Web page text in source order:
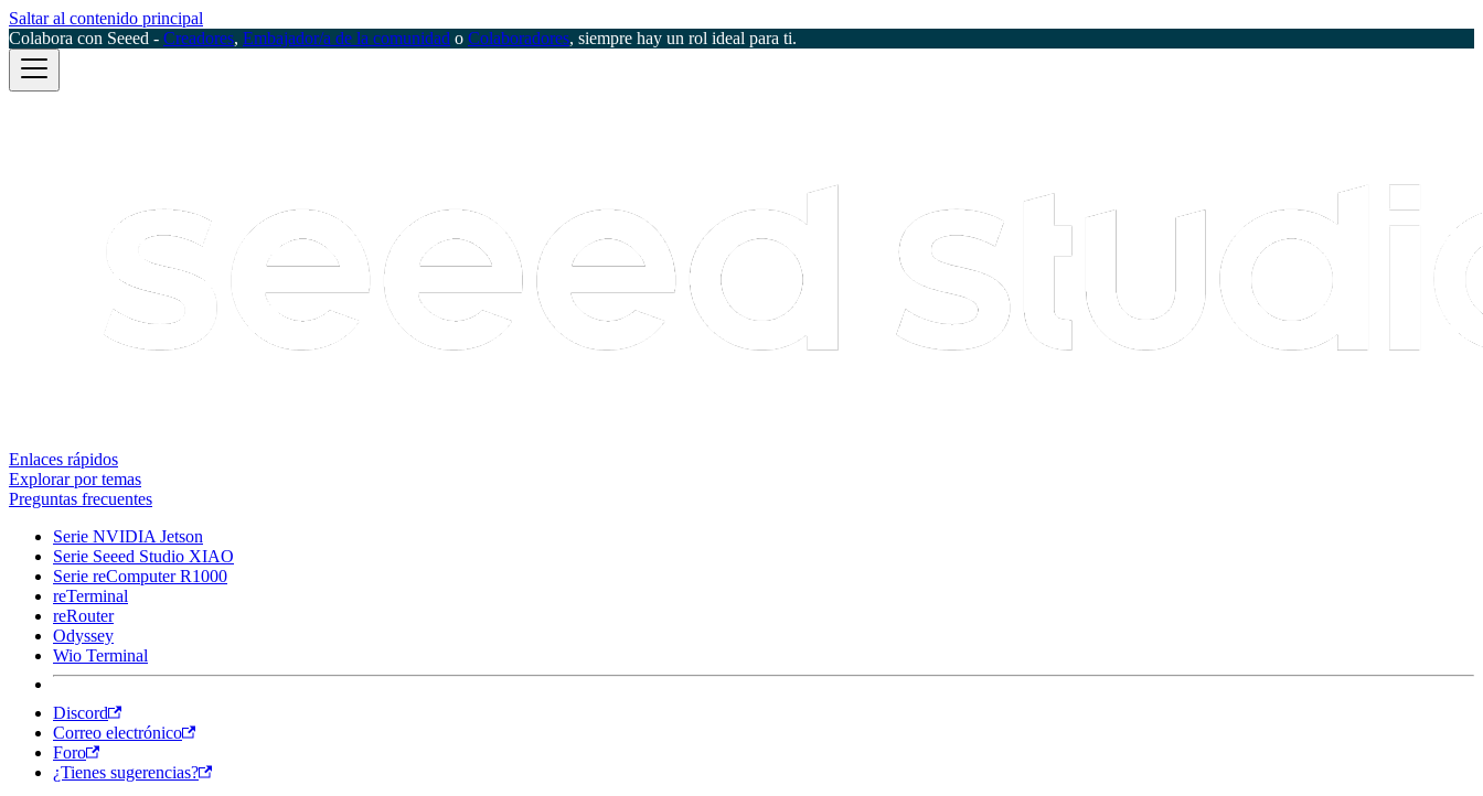
Saltar al contenido principal
Colabora con Seeed - Creadores, Embajador/a de la comunidad o Colaboradores, siempre hay un rol ideal para ti.
Enlaces rápidos
Explorar por temas
Preguntas frecuentes
Serie NVIDIA Jetson
Serie Seeed Studio XIAO
Serie reComputer R1000
reTerminal
reRouter
Odyssey
Wio Terminal
Discord
Correo electrónico
Foro
¿Tienes sugerencias?